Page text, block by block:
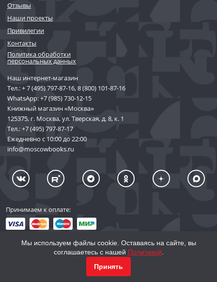
Отзывы
Наши проекты
Привилегии
Контакты
Политика обработки
персональных данных
Наш интернет-магазин
Тел.:+ 7 (495) 797-87-16,8 (800) 101-87-16
WhatsApp:+7 (985) 730-12-15
Книжный магазин «Москва»
125375, г. Москва, ул. Тверская, д. 8, к. 1
Тел.:+7 (495) 797-87-17
Ежедневно с 10:00 до 22:00
info@moscowbooks.ru
Принимаем к оплате:
© 2002–2026 «Торговый Дом Книги «МОСКВА»
Мы используем файлы cookie. Оставаясь на сайте, вы
соглашаетесь с нашей Политикой
Принять